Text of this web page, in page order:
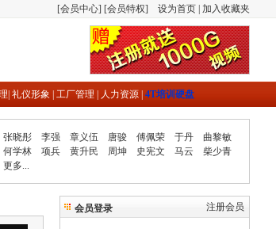
[会员中心] [会员特权] 设为首页 加入收藏夹
礼仪形象 工厂管理 人力资源| 4T培训硬盘
张晓彤 李强 章义伍 唐骏 傅佩荣 于丹
曲黎敏
何学林 项兵 黄升民 周坤 史宪文 马云
柴少青
更多...
会员登录 注册会员